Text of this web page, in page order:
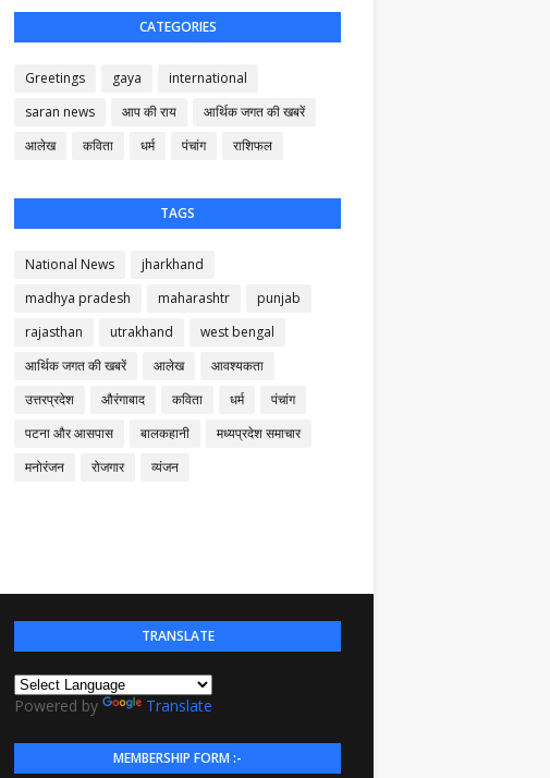
CATEGORIES
Greetings gaya
international
saran news
आप की राय
आर्थिक जगत की खबरें
आलेख
कविता धर्म पंचांग राशिफल
TAGS
National News
jharkhand
madhya pradesh
maharashtr
punjab
rajasthan
utrakhand
west bengal
आर्थिक जगत की खबरें
आलेख
आवश्यकता
उत्तरप्रदेश
औरंगाबाद कविता धर्म
पंचांग
पटना और आसपास
बालकहानी
मध्यप्रदेश समाचार
मनोरंजन
रोजगार व्यंजन
TRANSLATE
Powered by Translate
MEMBERSHIP FORM :-